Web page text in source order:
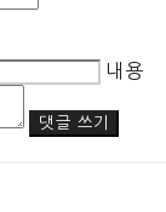
내용
댓글 쓰기